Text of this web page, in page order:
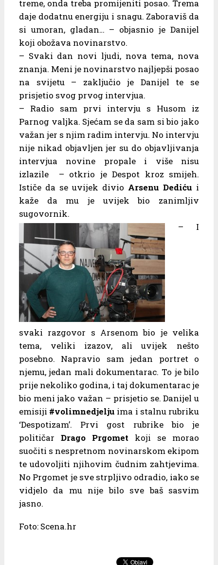
treme, onda treba promijeniti posao. Trema
daje dodatnu energiju i snagu. Zaboraviš da
si umoran, gladan… – objasnio je Danijel
koji obožava novinarstvo.
– Svaki dan novi ljudi, nova tema, nova
znanja. Meni je novinarstvo najljepši posao
na svijetu – zaključio je Danijel te se
prisjetio svog prvog intervjua.
– Radio sam prvi intervju s Husom iz
Parnog valjka. Sjećam se da sam si bio jako
važan jer s njim radim intervju. No intervju
nije nikad objavljen jer su do objavljivanja
intervjua novine propale i više nisu
izlazile – otkrio je Despot kroz smijeh.
Ističe da se uvijek divio Arsenu Dediću i
kaže da mu je uvijek bio zanimljiv
sugovornik.
– I
svaki razgovor s Arsenom bio je velika
tema, veliki izazov, ali uvijek nešto
posebno. Napravio sam jedan portret o
njemu, jedan mali dokumentarac. To je bilo
prije nekoliko godina, i taj dokumentarac je
bio meni jako važan – prisjetio se. Danijel u
emisiji #volimnedjelju ima i stalnu rubriku
‘Despotizam’. Prvi gost rubrike bio je
političar Drago Prgometkoji se morao
suočiti s nespretnom novinarskom ekipom
te udovoljiti njihovim čudnim zahtjevima.
No Prgomet je sve strpljivo odradio, iako se
vidjelo da mu nije bilo sve baš sasvim
jasno.
Foto: Scena.hr